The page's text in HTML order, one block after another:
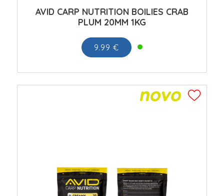
AVID CARP NUTRITION BOILIES CRAB
PLUM 20MM 1KG
9.99 €